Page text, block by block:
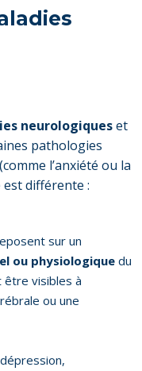
neurologiqueset
pathologies
l’anxiété ou la
différente :
sur un
ou physiologiquedu
être visibles à
ou une